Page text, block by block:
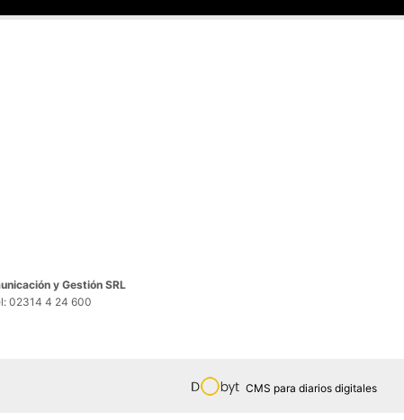
y Gestión SRL
02314 4 24 600
CMS para diarios digitales